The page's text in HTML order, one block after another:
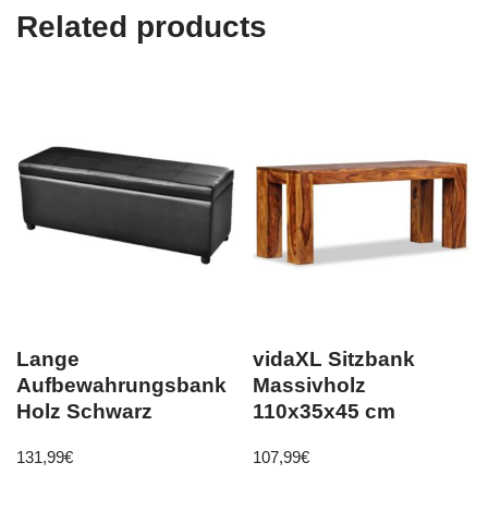
Related products
Lange
Aufbewahrungsbank
Holz Schwarz
131,99€
vidaXL Sitzbank
Massivholz
110x35x45 cm
107,99€